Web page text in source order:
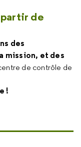
partir de
des
mission, et des
de contrôle de
!